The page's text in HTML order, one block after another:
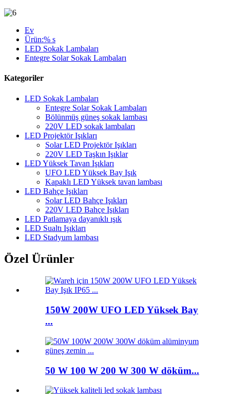
Ev
Ürün:% s
LED Sokak Lambaları
Entegre Solar Sokak Lambaları
Kategoriler
LED Sokak Lambaları
Entegre Solar Sokak Lambaları
Bölünmüş güneş sokak lambası
220V LED sokak lambaları
LED Projektör Işıkları
Solar LED Projektör Işıkları
220V LED Taşkın Işıklar
LED Yüksek Tavan Işıkları
UFO LED Yüksek Bay Işık
Kapaklı LED Yüksek tavan lambası
LED Bahçe Işıkları
Solar LED Bahçe Işıkları
220V LED Bahçe Işıkları
LED Patlamaya dayanıklı ışık
LED Sualtı Işıkları
LED Stadyum lambası
Özel Ürünler
150W 200W UFO LED Yüksek Bay
...
50 W 100 W 200 W 300 W döküm...